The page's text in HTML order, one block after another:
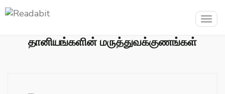
தானியங்களின் மருத்துவக்குணங்கள்